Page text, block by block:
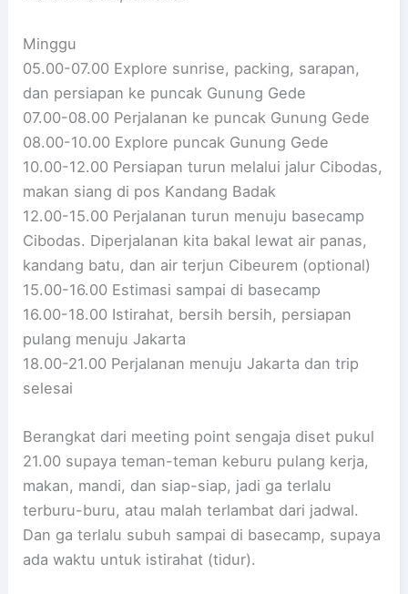
Minggu
05.00-07.00 Explore sunrise, packing, sarapan,
dan persiapan ke puncak Gunung Gede
07.00-08.00 Perjalanan ke puncak Gunung Gede
08.00-10.00 Explore puncak Gunung Gede
10.00-12.00 Persiapan turun melalui jalur Cibodas,
makan siang di pos Kandang Badak
12.00-15.00 Perjalanan turun menuju basecamp
Cibodas. Diperjalanan kita bakal lewat air panas,
kandang batu, dan air terjun Cibeurem (optional)
15.00-16.00 Estimasi sampai di basecamp
16.00-18.00 Istirahat, bersih bersih, persiapan
pulang menuju Jakarta
18.00-21.00 Perjalanan menuju Jakarta dan trip
selesai
Berangkat dari meeting point sengaja diset pukul
21.00 supaya teman-teman keburu pulang kerja,
makan, mandi, dan siap-siap, jadi ga terlalu
terburu-buru, atau malah terlambat dari jadwal.
Dan ga terlalu subuh sampai di basecamp, supaya
ada waktu untuk istirahat (tidur).